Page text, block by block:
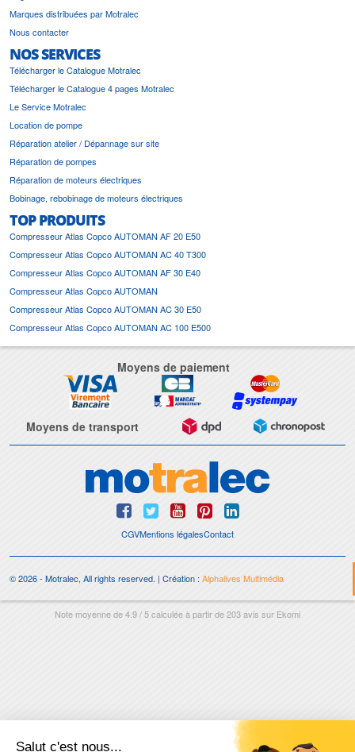
Marques distribuées par Motralec
Nous contacter
NOS SERVICES
Télécharger le Catalogue Motralec
Télécharger le Catalogue 4 pages Motralec
Le Service Motralec
Location de pompe
Réparation atelier / Dépannage sur site
Réparation de pompes
Réparation de moteurs électriques
Bobinage, rebobinage de moteurs électriques
TOP PRODUITS
Compresseur Atlas Copco AUTOMAN AF 20 E50
Compresseur Atlas Copco AUTOMAN AC 40 T300
Compresseur Atlas Copco AUTOMAN AF 30 E40
Compresseur Atlas Copco AUTOMAN
Compresseur Atlas Copco AUTOMAN AC 30 E50
Compresseur Atlas Copco AUTOMAN AC 100 E500
Moyens de paiement
Moyens de transport
CGVMentions légalesContact
© 2026 - Motralec, All rights reserved. | Création :Alphalives Multimédia
Note moyenne de4.9/5calculée à partir de203avis sur Ekomi